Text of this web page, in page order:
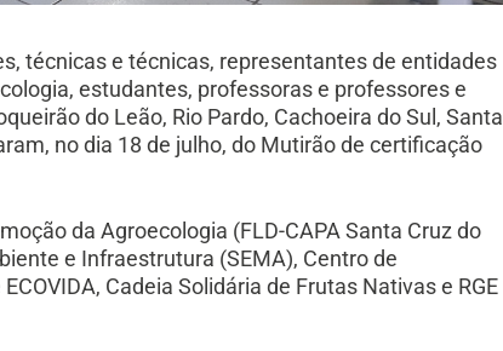
técnicas e técnicas, representantes de entidades
estudantes, professoras e professores e
do Leão, Rio Pardo, Cachoeira do Sul, Santa
no dia 18 de julho, do Mutirão de certificação
da Agroecologia (FLD-CAPA Santa Cruz do
e Infraestrutura (SEMA), Centro de
Cadeia Solidária de Frutas Nativas e RGE